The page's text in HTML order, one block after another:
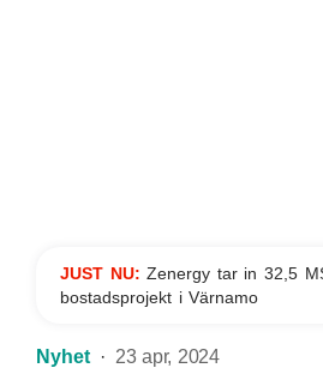
JUST NU:Zenergy tar in 32,5
bostadsprojekt i Värnamo
Nyhet 23 apr, 2024